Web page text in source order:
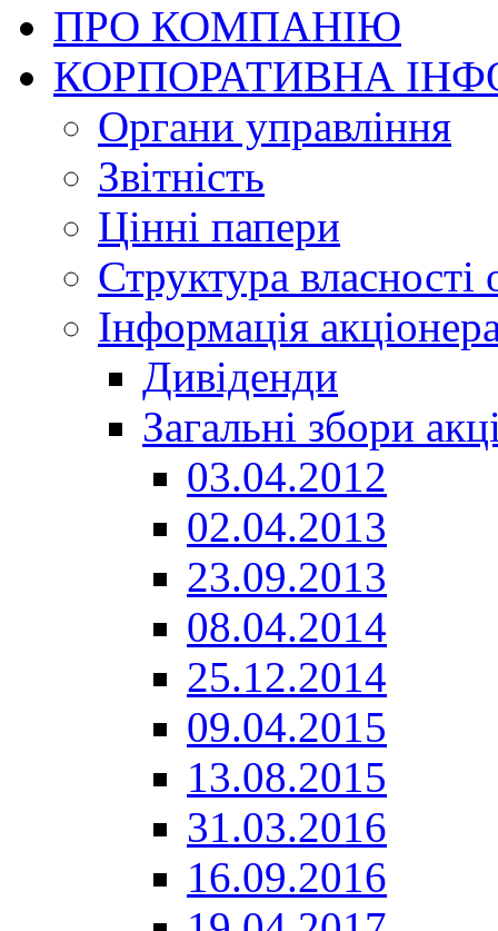
ПРО КОМПАНІЮ
КОРПОРАТИВНА
Органи управління
Звітність
Цінні папери
Структура власності
Інформація
Дивіденди
Загальні збори
03.04.2012
02.04.2013
23.09.2013
08.04.2014
25.12.2014
09.04.2015
13.08.2015
31.03.2016
16.09.2016